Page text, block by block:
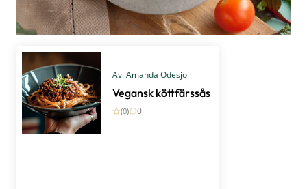
Av: Amanda Odesjö
Vegansk köttfärssås
(0) 0